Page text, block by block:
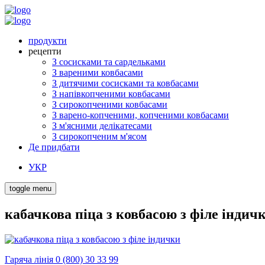
продукти
рецепти
З сосисками та сардельками
З вареними ковбасами
З дитячими сосисками та ковбасами
З напівкопченими ковбасами
З сирокопченими ковбасами
З варено-копченими, копченими ковбасами
З м'ясними делікатесами
З сирокопченим м'ясом
Де придбати
УКР
toggle menu
кабачкова піца з ковбасою з філе
Гаряча лінія 0 (800) 30 33 99